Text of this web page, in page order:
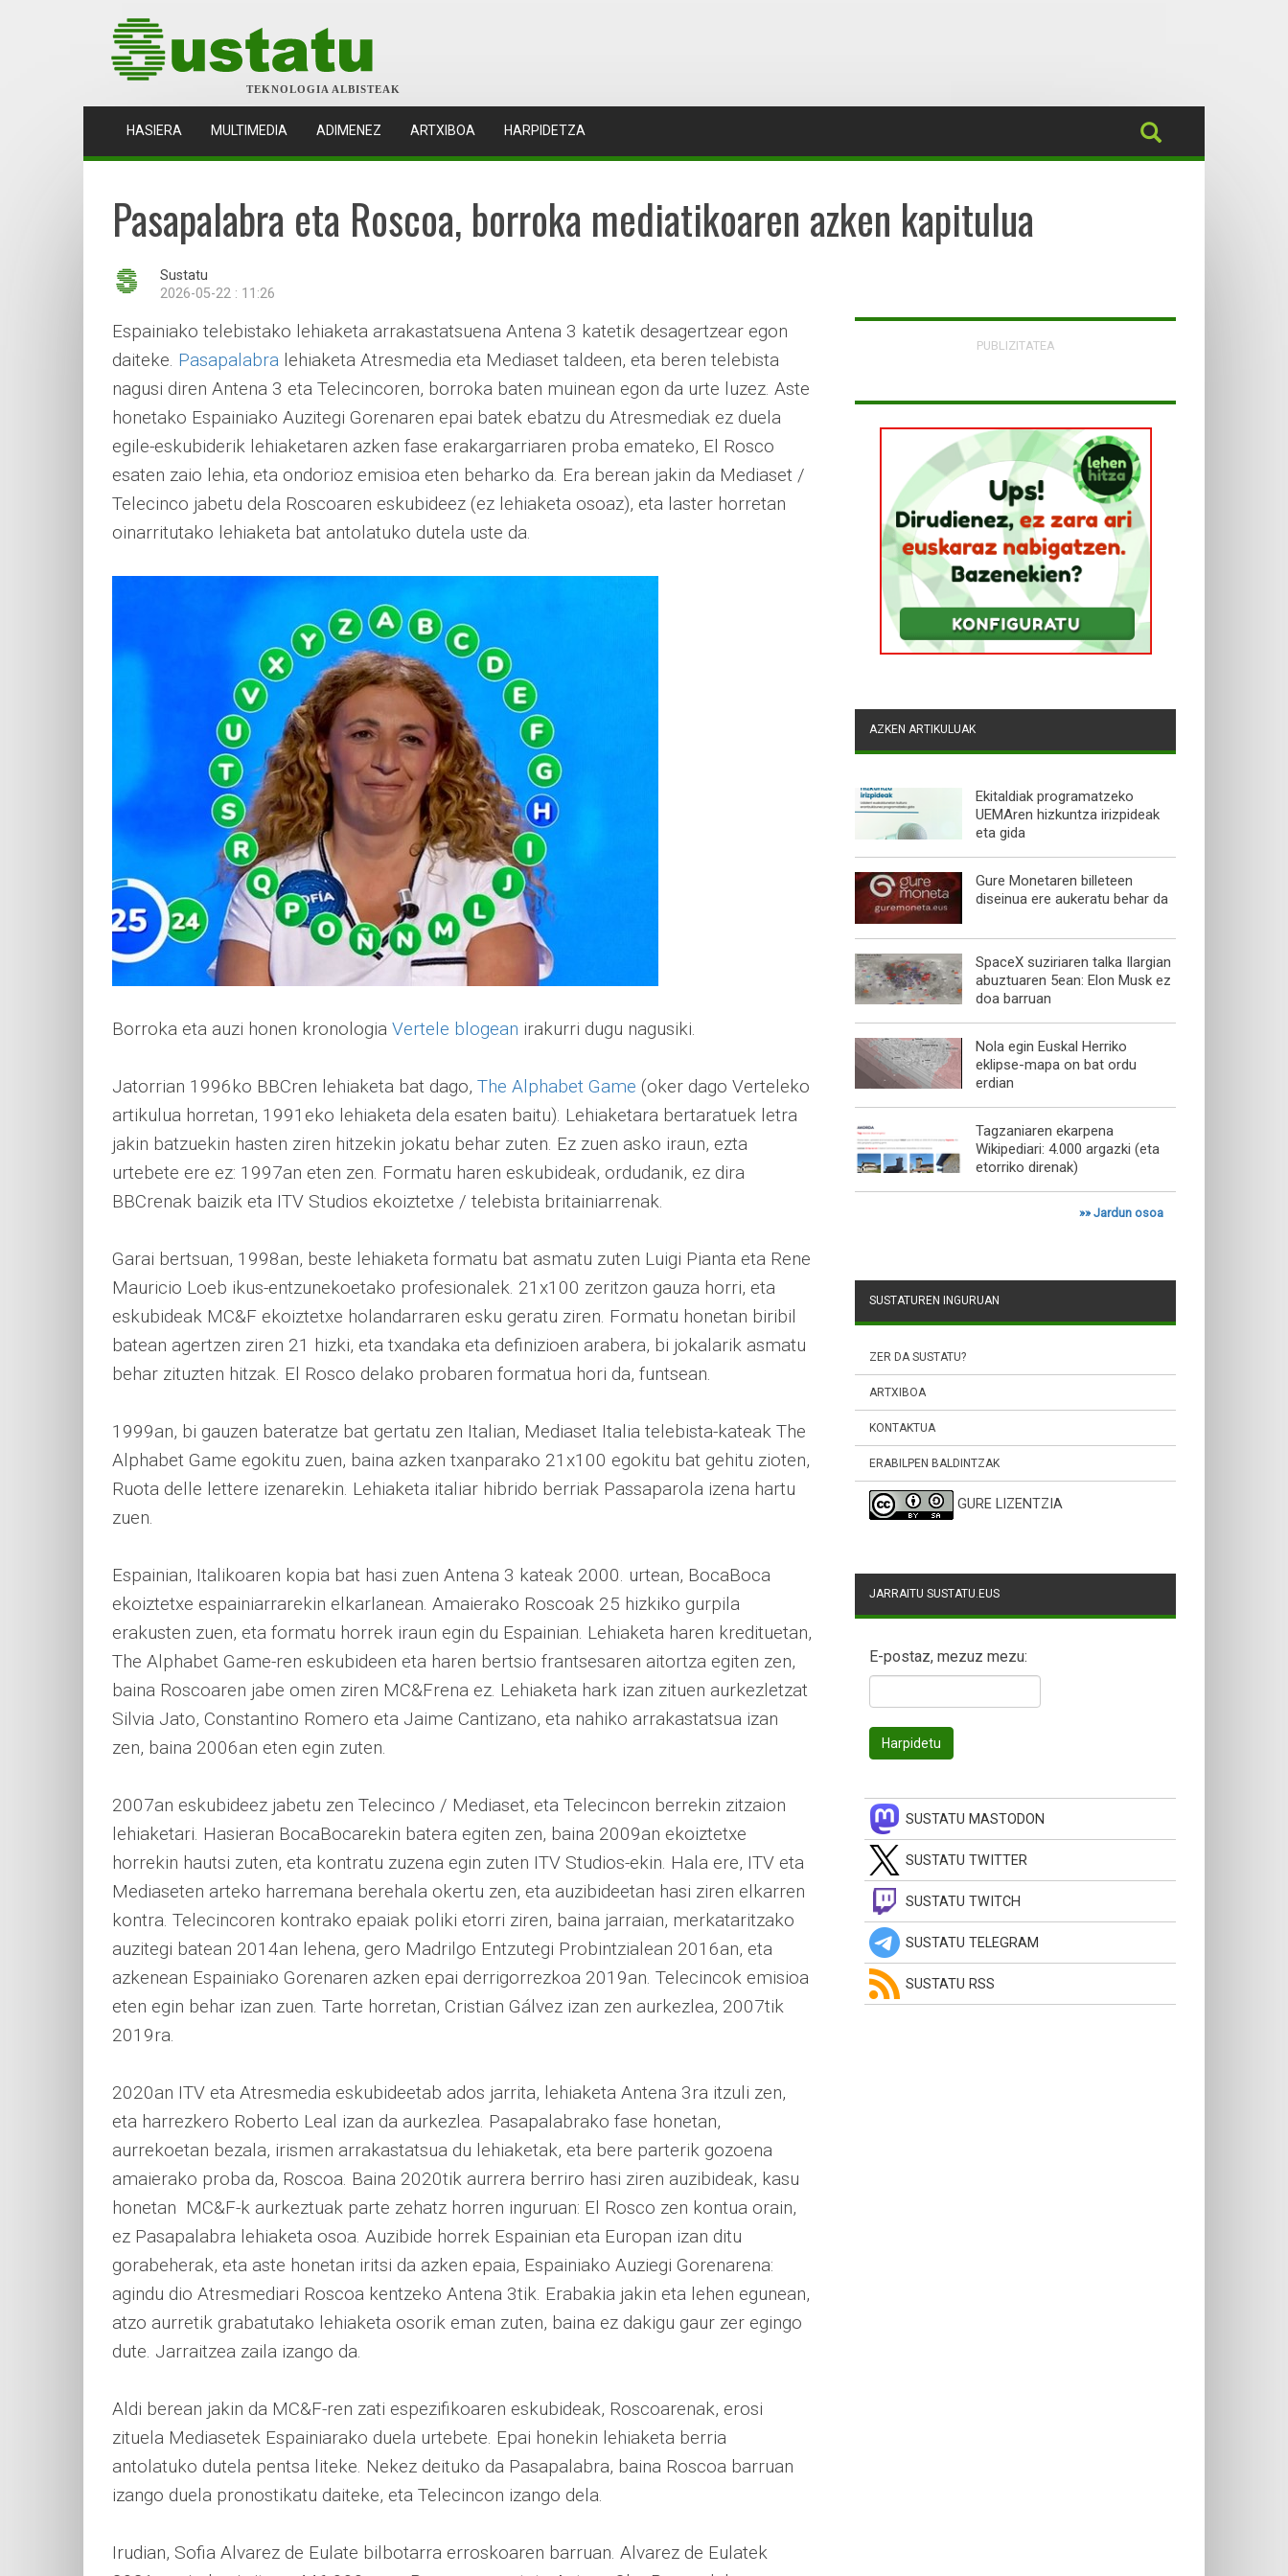
TEKNOLOGIA ALBISTEAK
HASIERA (CURRENT)
MULTIMEDIA ADIMENEZ ARTXIBOA HARPIDETZA
Pasapalabra eta Roscoa, borroka mediatikoaren azken kapitulua
Sustatu
2026-05-22 : 11:26
Espainiako telebistako lehiaketa arrakastatsuena Antena 3 katetik desagertzear egon
daiteke. Pasapalabra lehiaketa Atresmedia eta Mediaset taldeen, eta beren telebista
nagusi diren Antena 3 eta Telecincoren, borroka baten muinean egon da urte luzez. Aste
honetako Espainiako Auzitegi Gorenaren epai batek ebatzu du Atresmediak ez duela
egile-eskubiderik lehiaketaren azken fase erakargarriaren proba emateko, El Rosco
esaten zaio lehia, eta ondorioz emisioa eten beharko da. Era berean jakin da Mediaset /
Telecinco jabetu dela Roscoaren eskubideez (ez lehiaketa osoaz), eta laster horretan
oinarritutako lehiaketa bat antolatuko dutela uste da.
Borroka eta auzi honen kronologia Vertele blogean irakurri dugu nagusiki.
Jatorrian 1996ko BBCren lehiaketa bat dago, The Alphabet Game (oker dago Verteleko
artikulua horretan, 1991eko lehiaketa dela esaten baitu). Lehiaketara bertaratuek letra
jakin batzuekin hasten ziren hitzekin jokatu behar zuten. Ez zuen asko iraun, ezta
urtebete ere ez: 1997an eten zen. Formatu haren eskubideak, ordudanik, ez dira
BBCrenak baizik eta ITV Studios ekoiztetxe / telebista britainiarrenak.
Garai bertsuan, 1998an, beste lehiaketa formatu bat asmatu zuten Luigi Pianta eta Rene
Mauricio Loeb ikus-entzunekoetako profesionalek. 21x100 zeritzon gauza horri, eta
eskubideak MC&F ekoiztetxe holandarraren esku geratu ziren. Formatu honetan biribil
batean agertzen ziren 21 hizki, eta txandaka eta definizioen arabera, bi jokalarik asmatu
behar zituzten hitzak. El Rosco delako probaren formatua hori da, funtsean.
1999an, bi gauzen bateratze bat gertatu zen Italian, Mediaset Italia telebista-kateak The
Alphabet Game egokitu zuen, baina azken txanparako 21x100 egokitu bat gehitu zioten,
Ruota delle lettere izenarekin. Lehiaketa italiar hibrido berriak Passaparola izena hartu
zuen.
Espainian, Italikoaren kopia bat hasi zuen Antena 3 kateak 2000. urtean, BocaBoca
ekoiztetxe espainiarrarekin elkarlanean. Amaierako Roscoak 25 hizkiko gurpila
erakusten zuen, eta formatu horrek iraun egin du Espainian. Lehiaketa haren kredituetan,
The Alphabet Game-ren eskubideen eta haren bertsio frantsesaren aitortza egiten zen,
baina Roscoaren jabe omen ziren MC&Frena ez. Lehiaketa hark izan zituen aurkezletzat
Silvia Jato, Constantino Romero eta Jaime Cantizano, eta nahiko arrakastatsua izan
zen, baina 2006an eten egin zuten.
2007an eskubideez jabetu zen Telecinco / Mediaset, eta Telecincon berrekin zitzaion
lehiaketari. Hasieran BocaBocarekin batera egiten zen, baina 2009an ekoiztetxe
horrekin hautsi zuten, eta kontratu zuzena egin zuten ITV Studios-ekin. Hala ere, ITV eta
Mediaseten arteko harremana berehala okertu zen, eta auzibideetan hasi ziren elkarren
kontra. Telecincoren kontrako epaiak poliki etorri ziren, baina jarraian, merkataritzako
auzitegi batean 2014an lehena, gero Madrilgo Entzutegi Probintzialean 2016an, eta
azkenean Espainiako Gorenaren azken epai derrigorrezkoa 2019an. Telecincok emisioa
eten egin behar izan zuen. Tarte horretan, Cristian Gálvez izan zen aurkezlea, 2007tik
2019ra.
2020an ITV eta Atresmedia eskubideetab ados jarrita, lehiaketa Antena 3ra itzuli zen,
eta harrezkero Roberto Leal izan da aurkezlea. Pasapalabrako fase honetan,
aurrekoetan bezala, irismen arrakastatsua du lehiaketak, eta bere parterik gozoena
amaierako proba da, Roscoa. Baina 2020tik aurrera berriro hasi ziren auzibideak, kasu
honetan MC&F-k aurkeztuak parte zehatz horren inguruan: El Rosco zen kontua orain,
ez Pasapalabra lehiaketa osoa. Auzibide horrek Espainian eta Europan izan ditu
gorabeherak, eta aste honetan iritsi da azken epaia, Espainiako Auziegi Gorenarena:
agindu dio Atresmediari Roscoa kentzeko Antena 3tik. Erabakia jakin eta lehen egunean,
atzo aurretik grabatutako lehiaketa osorik eman zuten, baina ez dakigu gaur zer egingo
dute. Jarraitzea zaila izango da.
Aldi berean jakin da MC&F-ren zati espezifikoaren eskubideak, Roscoarenak, erosi
zituela Mediasetek Espainiarako duela urtebete. Epai honekin lehiaketa berria
antolatuko dutela pentsa liteke. Nekez deituko da Pasapalabra, baina Roscoa barruan
izango duela pronostikatu daiteke, eta Telecincon izango dela.
Irudian, Sofia Alvarez de Eulate bilbotarra erroskoaren barruan. Alvarez de Eulatek
PUBLIZITATEA
AZKEN ARTIKULUAK
Ekitaldiak programatzeko
UEMAren hizkuntza irizpideak
eta gida
Gure Monetaren billeteen
diseinua ere aukeratu behar da
SpaceX suziriaren talka Ilargian
abuztuaren 5ean: Elon Musk ez
doa barruan
Nola egin Euskal Herriko
eklipse-mapa on bat ordu
erdian
Tagzaniaren ekarpena
Wikipediari: 4.000 argazki (eta
etorriko direnak)
»»Jardun osoa
SUSTATUREN INGURUAN
ZER DA SUSTATU?
ARTXIBOA
KONTAKTUA
ERABILPEN BALDINTZAK
GURE LIZENTZIA
JARRAITU SUSTATU.EUS
E-postaz, mezuz mezu:
SUSTATU MASTODON
SUSTATU TWITTER
SUSTATU TWITCH
SUSTATU TELEGRAM
SUSTATU RSS